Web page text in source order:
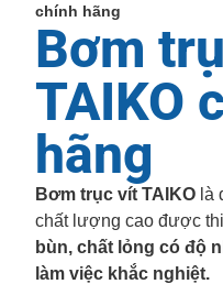
chính hãng
Bơm
TAIKO
hãng
Bơm trục vít TAIKO là
chất lượng cao được
bùn, chất lỏng có độ
làm việc khắc nghiệt.